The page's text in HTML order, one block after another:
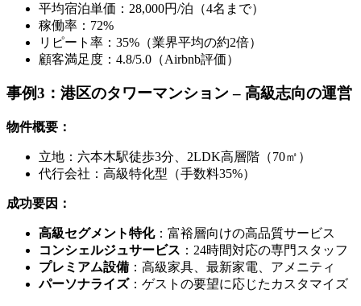
平均宿泊単価：28,000円/泊（4名まで）
稼働率：72%
リピート率：35%（業界平均の約2倍）
顧客満足度：4.8/5.0（Airbnb評価）
事例3：港区のタワーマンション – 高級志向の運営
物件概要：
立地：六本木駅徒歩3分、2LDK高層階（70㎡）
代行会社：高級特化型（手数料35%）
成功要因：
高級セグメント特化：富裕層向けの高品質サービス
コンシェルジュサービス ：24時間対応の専門スタッフ
プレミアム設備 ：高級家具、最新家電、アメニティ
パーソナライズ：ゲストの要望に応じたカスタマイズ